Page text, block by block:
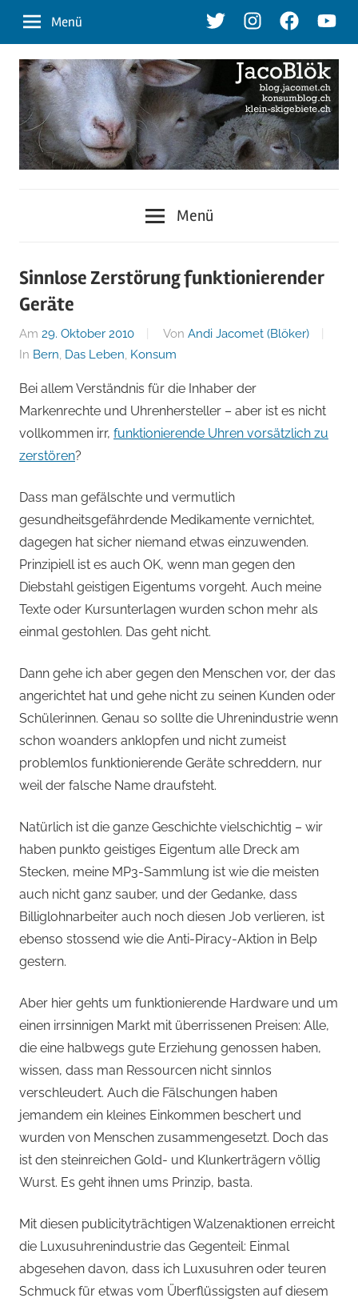
Inhalt
TwitterInstagramFacebook
Menü
der
Blog
von
Andi
Jacomet
klein-
Menü
Sinnlose Zerstörung funktionierender
Geräte
Am 29. Oktober 2010 Von Andi Jacomet (Blöker)
In Bern, Das Leben, Konsum
Bei allem Verständnis für die Inhaber der
Markenrechte und Uhrenhersteller – aber ist es nicht
vollkommen irr, funktionierende Uhren vorsätzlich zu
zerstören?
Dass man gefälschte und vermutlich
gesundheitsgefährdende Medikamente vernichtet,
dagegen hat sicher niemand etwas einzuwenden.
Prinzipiell ist es auch OK, wenn man gegen den
Diebstahl geistigen Eigentums vorgeht. Auch meine
Texte oder Kursunterlagen wurden schon mehr als
einmal gestohlen. Das geht nicht.
Dann gehe ich aber gegen den Menschen vor, der das
angerichtet hat und gehe nicht zu seinen Kunden oder
Schülerinnen. Genau so sollte die Uhrenindustrie wenn
schon woanders anklopfen und nicht zumeist
problemlos funktionierende Geräte schreddern, nur
weil der falsche Name draufsteht.
Natürlich ist die ganze Geschichte vielschichtig – wir
haben punkto geistiges Eigentum alle Dreck am
Stecken, meine MP3-Sammlung ist wie die meisten
auch nicht ganz sauber, und der Gedanke, dass
Billiglohnarbeiter auch noch diesen Job verlieren, ist
ebenso stossend wie die Anti-Piracy-Aktion in Belp
gestern.
Aber hier gehts um funktionierende Hardware und um
einen irrsinnigen Markt mit überrissenen Preisen: Alle,
die eine halbwegs gute Erziehung genossen haben,
wissen, dass man Ressourcen nicht sinnlos
verschleudert. Auch die Fälschungen haben
jemandem ein kleines Einkommen beschert und
wurden von Menschen zusammengesetzt. Doch das
ist den steinreichen Gold- und Klunkerträgern völlig
Wurst. Es geht ihnen ums Prinzip, basta.
Mit diesen publicityträchtigen Walzenaktionen erreicht
die Luxusuhrenindustrie das Gegenteil: Einmal
abgesehen davon, dass ich Luxusuhren oder teuren
Schmuck für etwas vom Überflüssigsten auf diesem